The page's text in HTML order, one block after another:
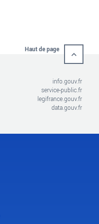
Haut de page
info.gouv.fr
service-public.fr
legifrance.gouv.fr
data.gouv.fr